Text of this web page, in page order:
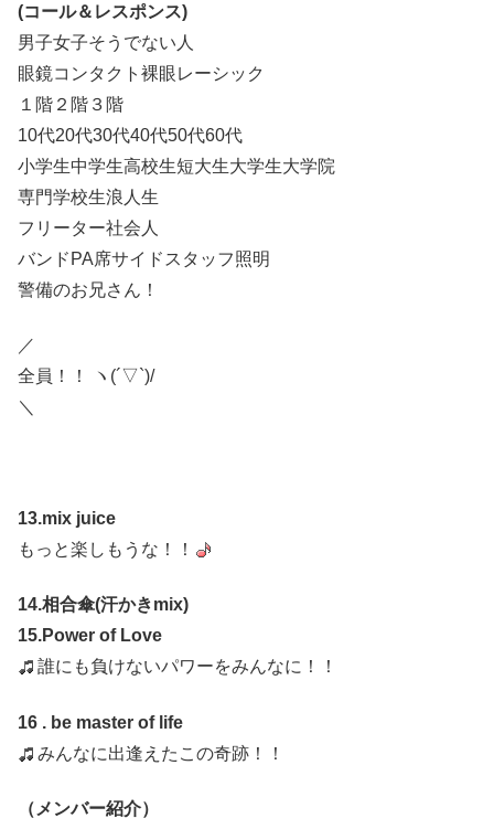
(コール＆レスポンス)
男子女子そうでない人
眼鏡コンタクト裸眼レーシック
１階２階３階
10代20代30代40代50代60代
小学生中学生高校生短大生大学生大学院
専門学校生浪人生
フリーター社会人
バンドPA席サイドスタッフ照明
警備のお兄さん！
／
全員！！ ヽ(´▽`)/
＼
13.mix juice
もっと楽しもうな！！
14.相合傘(汗かきmix)
15.Power of Love
誰にも負けないパワーをみんなに！！
16 . be master of life
みんなに出逢えたこの奇跡！！
（メンバー紹介）